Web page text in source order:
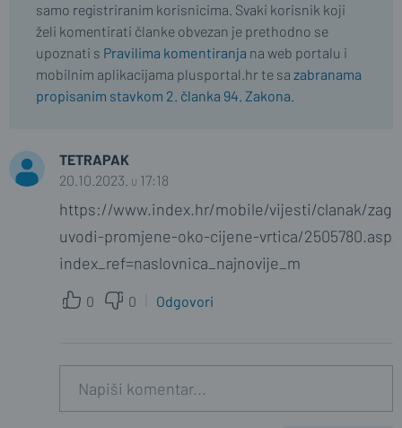
samo registriranim korisnicima. Svaki korisnik koji
želi komentirati članke obvezan je prethodno se
upoznati s Pravilima komentiranja na web portalu i
mobilnim aplikacijama plusportal.hr te sa zabranama
propisanim stavkom 2. članka 94. Zakona.
TETRAPAK
20.10.2023. u 17:18
https://www.index.hr/mobile/vijesti/clanak/
uvodi-promjene-oko-cijene-vrtica/
index_ref=naslovnica_najnovije_m
0 0 Odgovori